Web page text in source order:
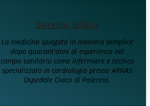
Saverio Schirò
La medicina spiegata in maniera semplice
dopo quarant'anni di esperienza nel
campo sanitario come infermiere e tecnico
specializzato in cardiologia presso ARNAS
Ospedale Civico di Palermo.